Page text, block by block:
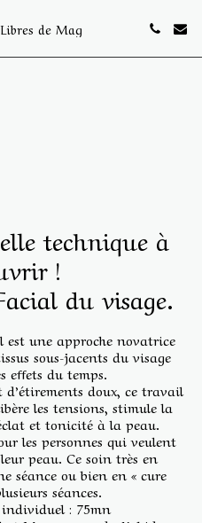
de Mag
technique à
!
du visage.
est une approche novatrice
sous-jacents du visage
effets du temps.
d’étirements doux, ce travail
les tensions, stimule la
et tonicité à la peau.
les personnes qui veulent
peau. Ce soin très en
séance ou bien en « cure
séances.
: 75mn